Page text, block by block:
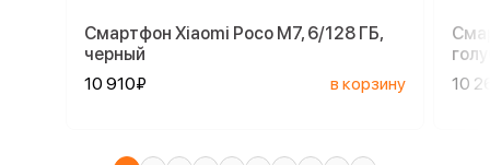
Смартфон Xiaomi Poco M7, 6/128 ГБ,
черный
10 910₽
в корзину
10